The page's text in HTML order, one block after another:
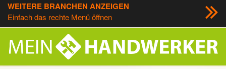
WEITERE BRANCHEN ANZEIGEN
Einfach das rechte Menü öffnen